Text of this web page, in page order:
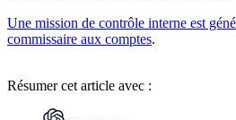
Une mission de contrôle interne est
commissaire aux comptes.
Résumercet article avec :